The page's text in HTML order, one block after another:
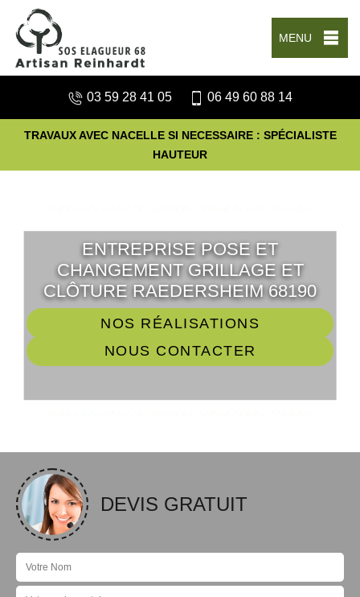
MENU
03 59 28 41 05 06 49 60 88 14
TRAVAUX AVEC NACELLE SI NECESSAIRE : SPÉCIALISTE
HAUTEUR
ENTREPRISE POSE ET
CHANGEMENT GRILLAGE ET
CLÔTURE RAEDERSHEIM 68190
NOS RÉALISATIONS
NOUS CONTACTER
DEVIS GRATUIT